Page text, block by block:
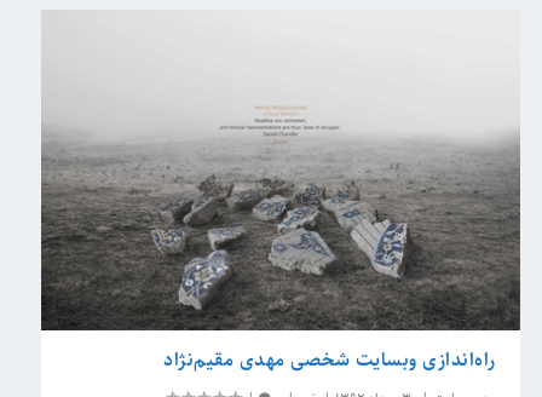
راه‌اندازی وبسایت شخصی مهدی مقیم‌نژاد